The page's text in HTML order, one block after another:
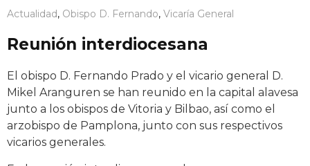
Actualidad, Obispo D. Fernando, Vicaría General
Reunión interdiocesana
El obispo D. Fernando Prado y el vicario general D.
Mikel Aranguren se han reunido en la capital alavesa
junto a los obispos de Vitoria y Bilbao, así como el
arzobispo de Pamplona, junto con sus respectivos
vicarios generales.